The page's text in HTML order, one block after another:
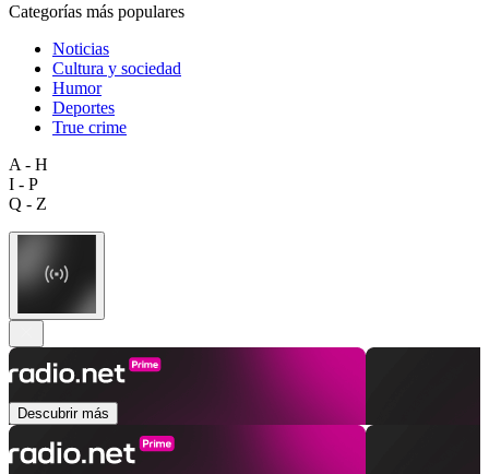
Categorías más populares
Noticias
Cultura y sociedad
Humor
Deportes
True crime
A - H
I - P
Q - Z
Descubrir más